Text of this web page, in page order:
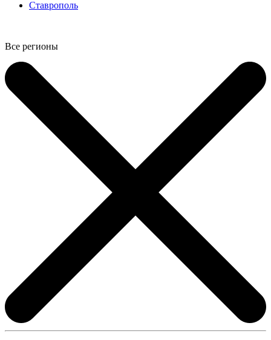
Ставрополь
Все регионы